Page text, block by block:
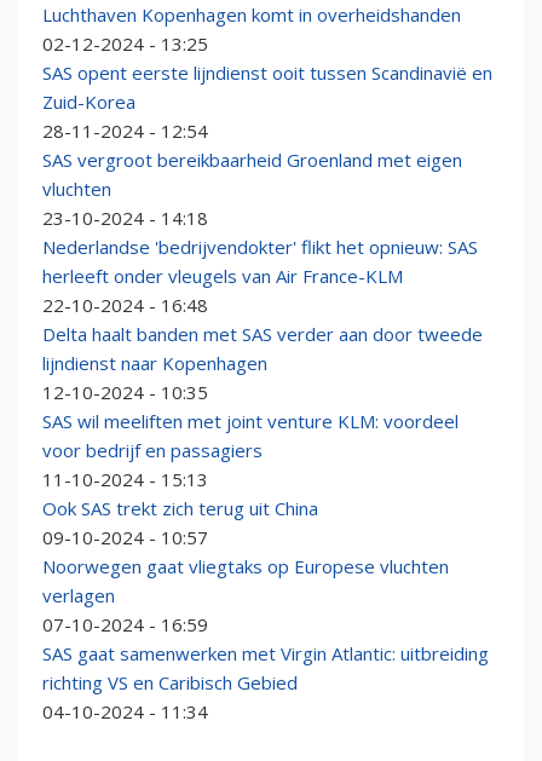
Luchthaven Kopenhagen komt in overheidshanden
02-12-2024 - 13:25
SAS opent eerste lijndienst ooit tussen Scandinavië en
Zuid-Korea
28-11-2024 - 12:54
SAS vergroot bereikbaarheid Groenland met eigen
vluchten
23-10-2024 - 14:18
Nederlandse 'bedrijvendokter' flikt het opnieuw: SAS
herleeft onder vleugels van Air France-KLM
22-10-2024 - 16:48
Delta haalt banden met SAS verder aan door tweede
lijndienst naar Kopenhagen
12-10-2024 - 10:35
SAS wil meeliften met joint venture KLM: voordeel
voor bedrijf en passagiers
11-10-2024 - 15:13
Ook SAS trekt zich terug uit China
09-10-2024 - 10:57
Noorwegen gaat vliegtaks op Europese vluchten
verlagen
07-10-2024 - 16:59
SAS gaat samenwerken met Virgin Atlantic: uitbreiding
richting VS en Caribisch Gebied
04-10-2024 - 11:34